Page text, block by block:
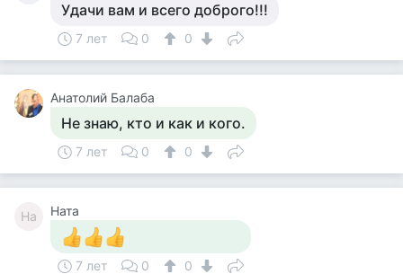
Удачи вам и всего доброго!!!
7 лет 0 0
Анатолий Балаба
Не знаю, кто и как и кого.
7 лет 0 0
На Ната
7 лет 0 0